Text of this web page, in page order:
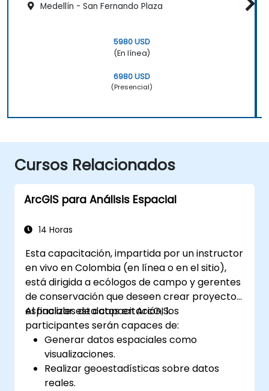
Medellín - San Fernando Plaza
5980 USD
(En línea)
6980 USD
(Presencial)
Cursos Relacionados
ArcGIS para Análisis Espacial
14 Horas
Esta capacitación, impartida por un instructor
en vivo en Colombia (en línea o en el sitio),
está dirigida a ecólogos de campo y gerentes
de conservación que deseen crear proyectos
espaciales de datos en ArcGIS.
Al finalizar esta capacitación, los
participantes serán capaces de:
Generar datos espaciales como
visualizaciones.
Realizar geoestadísticas sobre datos
reales.